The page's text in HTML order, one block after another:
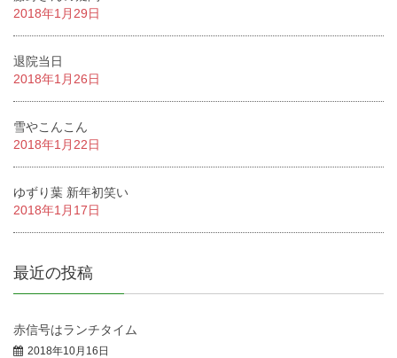
2018年1月29日
退院当日
2018年1月26日
雪やこんこん
2018年1月22日
ゆずり葉 新年初笑い
2018年1月17日
最近の投稿
赤信号はランチタイム
2018年10月16日